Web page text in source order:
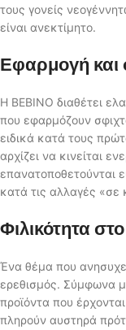
τους γονείς
είναι ανεκτίμητο.
Εφαρμογή και
Η BEBINO διαθέτει
που εφαρμόζουν
ειδικά κατά τους
αρχίζει να κινείται
επανατοποθετούνται
κατά τις αλλαγές «σε
Φιλικότητα
Ένα θέμα που ανησυχεί
ερεθισμός. Σύμφωνα
προϊόντα που
πληρούν αυστηρά